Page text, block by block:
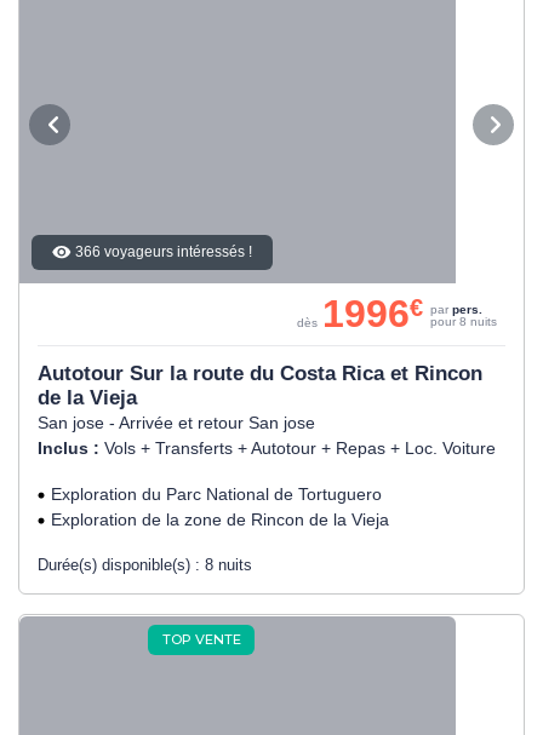
366 voyageurs intéressés !
Autotour Sur la route du Costa Rica et Rincon
de la Vieja
San jose - Arrivée et retour San jose
Inclus : Vols + Transferts + Autotour + Repas + Loc. Voiture
Exploration du Parc National de Tortuguero
Exploration de la zone de Rincon de la Vieja
Durée(s) disponible(s) : 8 nuits
dès 1996€ par pers.
pour 8 nuits
TOP VENTE